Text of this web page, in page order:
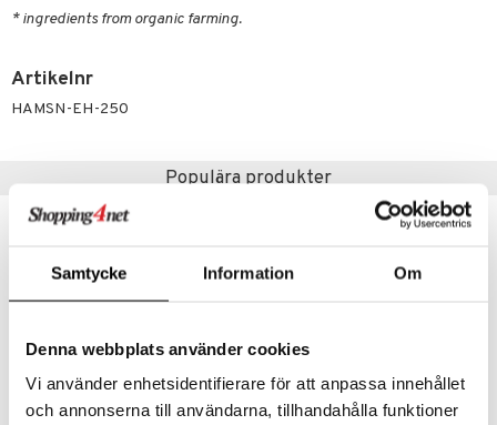
Samtycke Information Om
Denna webbplats använder cookies
Vi använder enhetsidentifierare för att anpassa innehållet
och annonserna till användarna, tillhandahålla funktioner
* ingredients from organic farming.
Artikelnr
HAMSN-EH-250
Populära produkter
eko